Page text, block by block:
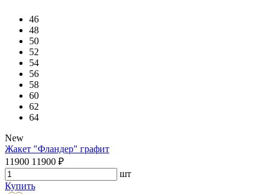
46
48
50
52
54
56
58
60
62
64
New
Жакет "Фландер" графит
11900 11900 ₽
шт
Купить